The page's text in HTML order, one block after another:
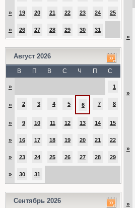
» 19 20 21 22 23 24 25
» 26 27 28 29 30 31
Август 2026
В П В С Ч П С
» 1
» 2 3 4 5 6 7 8
» 9 10 11 12 13 14 15
» 16 17 18 19 20 21 22
» 23 24 25 26 27 28 29
» 30 31
Сентябрь 2026
»
»
»
»